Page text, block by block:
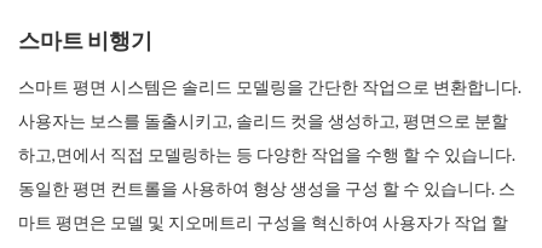
스마트 비행기
스마트 평면 시스템은 솔리드 모델링을 간단한 작업으로 변환합니다.
사용자는 보스를 돌출시키고, 솔리드 컷을 생성하고, 평면으로 분할
하고,면에서 직접 모델링하는 등 다양한 작업을 수행 할 수 있습니다.
동일한 평면 컨트롤을 사용하여 형상 생성을 구성 할 수 있습니다. 스
마트 평면은 모델 및 지오메트리 구성을 혁신하여 사용자가 작업 할